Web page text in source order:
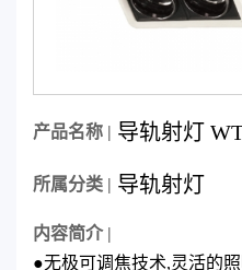
产品名称 | 导轨射灯
所属分类 | 导轨射灯
内容简介 |
●无极可调焦技术,灵活的